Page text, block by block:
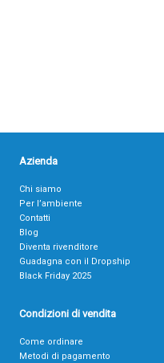
Azienda
Chi siamo
Per l’ambiente
Contatti
Blog
Diventa rivenditore
Guadagna con il Dropship
Black Friday 2025
Condizioni di vendita
Come ordinare
Metodi di pagamento